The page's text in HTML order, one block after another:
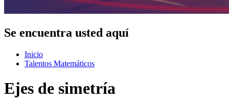
Se encuentra usted aquí
Inicio
Talentos Matemáticos
Ejes de simetría